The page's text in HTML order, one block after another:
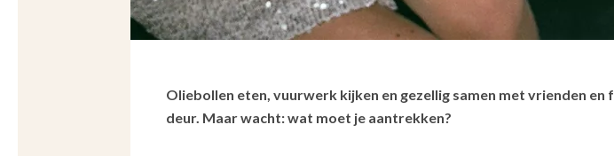
Oliebollen eten, vuurwerk kijken en gezellig samen met vrienden
deur. Maar wacht: wat moet je aantrekken?